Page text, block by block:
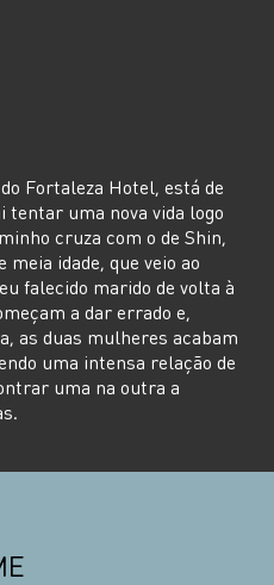
Fortaleza Hotel, está de
tentar uma nova vida logo
cruza com o de Shin,
idade, que veio ao
falecido marido de volta à
a dar errado e,
as duas mulheres acabam
uma intensa relação de
uma na outra a